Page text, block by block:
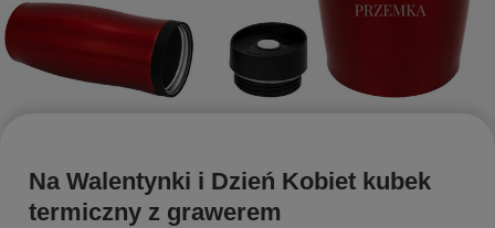
Na Walentynki i Dzień Kobiet kubek
termiczny z grawerem